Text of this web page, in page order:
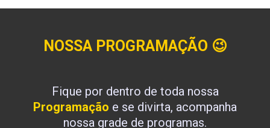
NOSSA PROGRAMAÇÃO 😉
Fique por dentro de toda nossa
Programação e se divirta, acompanha
nossa grade de programas.